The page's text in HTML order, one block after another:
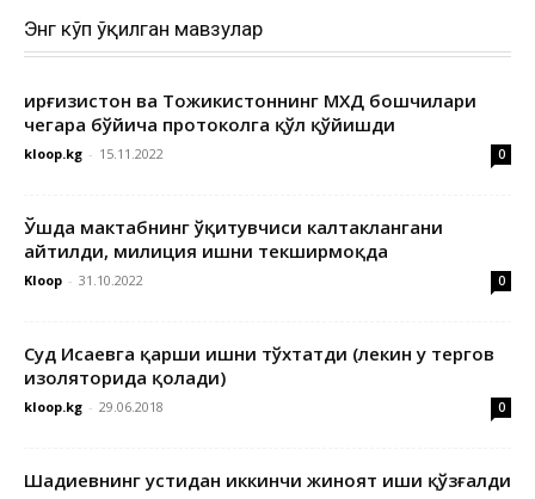
Энг кўп ўқилган мавзулар
Қирғизистон ва Тожикистоннинг МХДҚ бошчилари
чегара бўйича протоколга қўл қўйишди
kloop.kg - 15.11.2022 0
Ўшда мактабнинг ўқитувчиси калтаклангани
айтилди, милиция ишни текширмоқда
Kloop - 31.10.2022 0
Суд Исаевга қарши ишни тўхтатди (лекин у тергов
изоляторида қолади)
kloop.kg - 29.06.2018 0
Шадиевнинг устидан иккинчи жиноят иши қўзғалди